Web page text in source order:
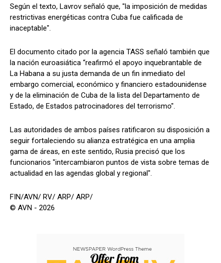
Según el texto, Lavrov señaló que, "la imposición de medidas
restrictivas energéticas contra Cuba fue calificada de
inaceptable".
El documento citado por la agencia TASS señaló también que
la nación euroasiática “reafirmó el apoyo inquebrantable de
La Habana a su justa demanda de un fin inmediato del
embargo comercial, económico y financiero estadounidense
y de la eliminación de Cuba de la lista del Departamento de
Estado, de Estados patrocinadores del terrorismo".
Las autoridades de ambos países ratificaron su disposición a
seguir fortaleciendo su alianza estratégica en una amplia
gama de áreas, en este sentido, Rusia precisó que los
funcionarios "intercambiaron puntos de vista sobre temas de
actualidad en las agendas global y regional".
FIN/AVN/ RV/ ARP/ ARP/
© AVN - 2026